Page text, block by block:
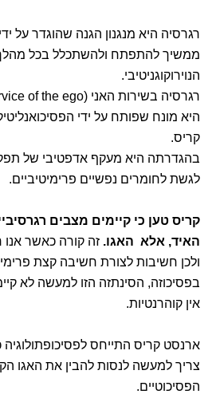
רגרסיה היא מנגנון הגנה שהוגדר על
ממשיך להתפתח ולהשתכלל בכל
הנוירוקוגניטיבי.
היא מונח שפותח על ידי
קריס.
בהגדרתה היא מעקף אדפטיבי של
לגשת לחומרים נפשיים פרימיטיביים.
קריס טען כי קיימים מצבים
האיד, אלא האגו. זה קורה כאשר אנו
ולכן חשיבות לצורת חשיבה קצת
בפסיכוזה, הסינתזה הזו למעשה לא
אין קוהרנטיות.
ארנסט קריס התייחס לפסיכופתולוגיה
צריך למעשה לנסות להבין את האגו
הפסיכוטיים.